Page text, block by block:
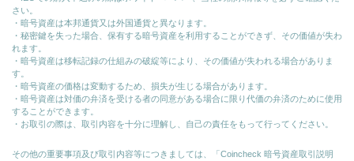
さい。
・暗号資産は本邦通貨又は外国通貨と異なります。
・秘密鍵を失った場合、保有する暗号資産を利用することができず、その価値が失わ
れます。
・暗号資産は移転記録の仕組みの破綻等により、その価値が失われる場合がありま
す。
・暗号資産の価格は変動するため、損失が生じる場合があります。
・暗号資産は対価の弁済を受ける者の同意がある場合に限り代価の弁済のために使⽤
することができます。
・お取引の際は、取引内容を十分に理解し、自己の責任をもって行ってください。
その他の重要事項及び取引内容等につきましては、「Coincheck 暗号資産取引説明